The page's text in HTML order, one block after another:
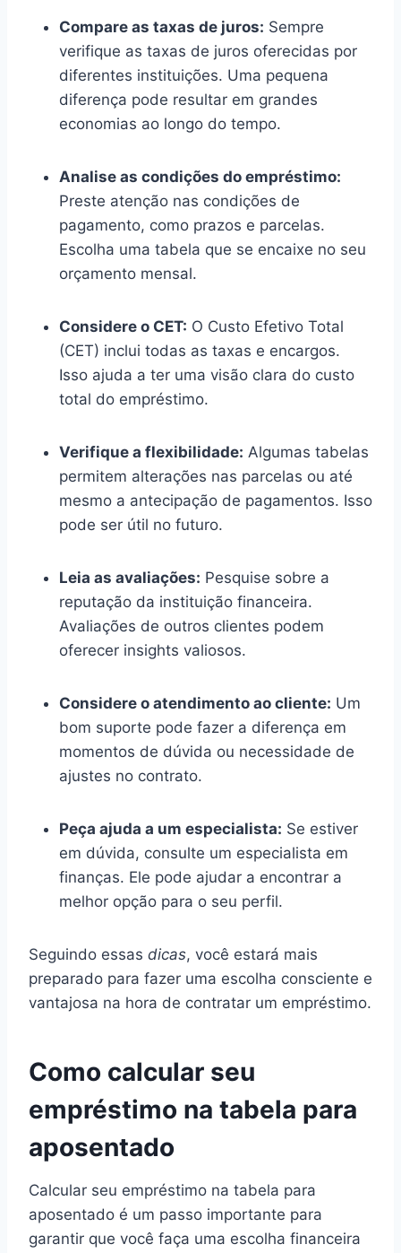
Compare as taxas de juros: Sempre
verifique as taxas de juros oferecidas por
diferentes instituições. Uma pequena
diferença pode resultar em grandes
economias ao longo do tempo.
Analise as condições do empréstimo:
Preste atenção nas condições de
pagamento, como prazos e parcelas.
Escolha uma tabela que se encaixe no seu
orçamento mensal.
Considere o CET: O Custo Efetivo Total
(CET) inclui todas as taxas e encargos.
Isso ajuda a ter uma visão clara do custo
total do empréstimo.
Verifique a flexibilidade: Algumas tabelas
permitem alterações nas parcelas ou até
mesmo a antecipação de pagamentos. Isso
pode ser útil no futuro.
Leia as avaliações: Pesquise sobre a
reputação da instituição financeira.
Avaliações de outros clientes podem
oferecer insights valiosos.
Considere o atendimento ao cliente: Um
bom suporte pode fazer a diferença em
momentos de dúvida ou necessidade de
ajustes no contrato.
Peça ajuda a um especialista: Se estiver
em dúvida, consulte um especialista em
finanças. Ele pode ajudar a encontrar a
melhor opção para o seu perfil.
Seguindo essas dicas, você estará mais
preparado para fazer uma escolha consciente e
vantajosa na hora de contratar um empréstimo.
Como calcular seu
empréstimo na tabela para
aposentado
Calcular seu empréstimo na tabela para
aposentado é um passo importante para
garantir que você faça uma escolha financeira